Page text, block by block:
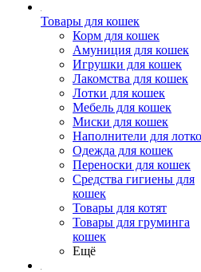
Товары для кошек
Корм для кошек
Амуниция для кошек
Игрушки для кошек
Лакомства для кошек
Лотки для кошек
Мебель для кошек
Миски для кошек
Наполнители для
Одежда для кошек
Переноски для кошек
Средства гигиены для
кошек
Товары для котят
Товары для груминга
кошек
Ещё